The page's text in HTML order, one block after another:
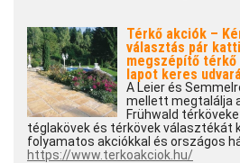
Térkő akciók –
választás pár
megszépítő
lapot keres
A Leier és
mellett megtalálja
Frühwald
téglakövek és térkövek választékát
folyamatos akciókkal és országos
https://www.terkoakciok.hu/